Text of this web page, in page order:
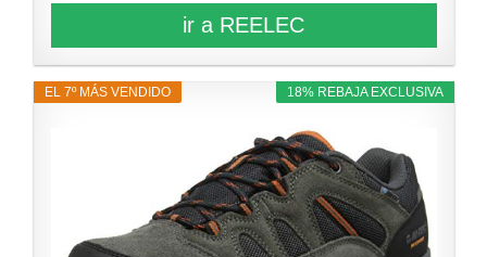
ir a REELEC
18% REBAJA EXCLUSIVA
EL 7º MÁS VENDIDO